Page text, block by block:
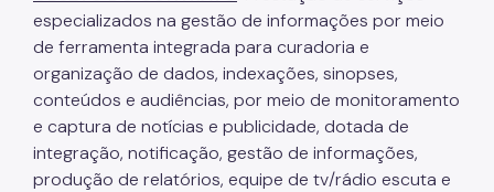
especializados na gestão de informações por meio
de ferramenta integrada para curadoria e
organização de dados, indexações, sinopses,
conteúdos e audiências, por meio de monitoramento
e captura de notícias e publicidade, dotada de
integração, notificação, gestão de informações,
produção de relatórios, equipe de tv/rádio escuta e